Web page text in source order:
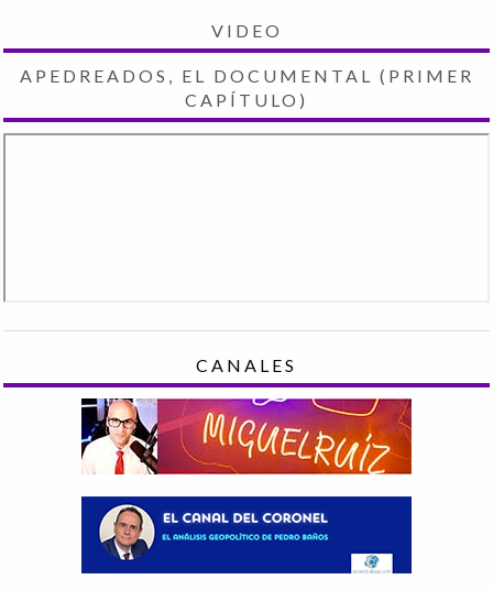
VIDEO
APEDREADOS, EL DOCUMENTAL (PRIMER
CAPÍTULO)
CANALES